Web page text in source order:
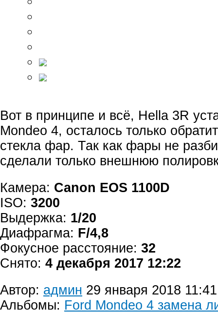
Вот в принципе и всё, Hella 3R
Mondeo 4, осталось только
стекла фар. Так как фары не
сделали только внешнюю
Камера: Canon EOS 1100D
ISO: 3200
Выдержка: 1/20
Диафрагма: F/4,8
Фокусное расстояние: 32
Снято: 4 декабря 2017 12:22
Автор: админ 29 января 2018 11:41
Альбомы: Ford Mondeo 4 замена